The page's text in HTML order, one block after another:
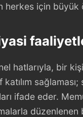
herkes için büyük
hatlarıyla, bir
katılım
ifade eder.
düzenlenen